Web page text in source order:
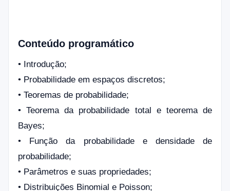
Conteúdo programático
• Introdução;
• Probabilidade em espaços discretos;
• Teoremas de probabilidade;
• Teorema da probabilidade total e teorema de
Bayes;
• Função da probabilidade e densidade de
probabilidade;
• Parâmetros e suas propriedades;
• Distribuições Binomial e Poisson;